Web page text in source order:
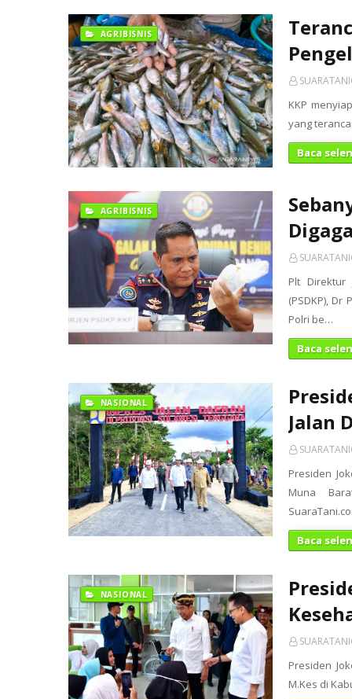
AGRIBISNIS
KKP
yang
Baca
AGRIBISNIS
Plt Direktur
(PSDKP),
Polri be…
Baca
NASIONAL
Jalan
Presiden
Muna
Baca
NASIONAL
Presiden
M.Kes di